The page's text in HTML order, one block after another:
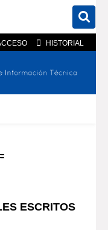
HISTORIAL
En el sitio
ESCRITOS